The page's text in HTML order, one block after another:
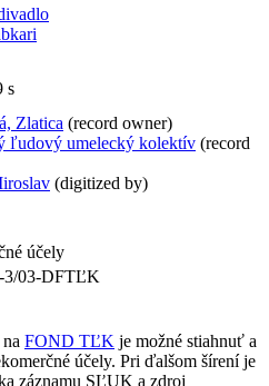
s
Zlatica (record owner)
ľudový umelecký kolektív (record
(digitized by)
účely
3/03-DFTĽK
FOND TĽK je možné stiahnuť a
účely. Pri ďalšom šírení je
záznamu SĽUK a zdroj